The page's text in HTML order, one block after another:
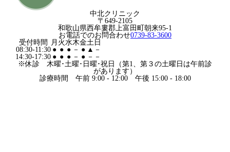
中北クリニック
〒649-2105
和歌山県西牟婁郡上富田町朝来95-1
お電話でのお問合わせ0739-83-3600
受付時間
月 火水木金土 日
08:30-11:30 ● ● ● － ● ▲ －
14:30-17:30 ● ● ● － ● － －
※休診 木曜･土曜･日曜･祝日（第1、第３の土曜日は午前診
があります）
診療時間 午前 9:00 - 12:00 午後 15:00 - 18:00